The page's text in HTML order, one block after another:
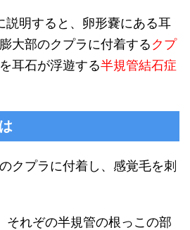
説明すると、卵形嚢にある耳
大部のクプラに付着するクプ
耳石が浮遊する半規管結石症
クプラに付着し、感覚毛を刺
それぞの半規管の根っこの部